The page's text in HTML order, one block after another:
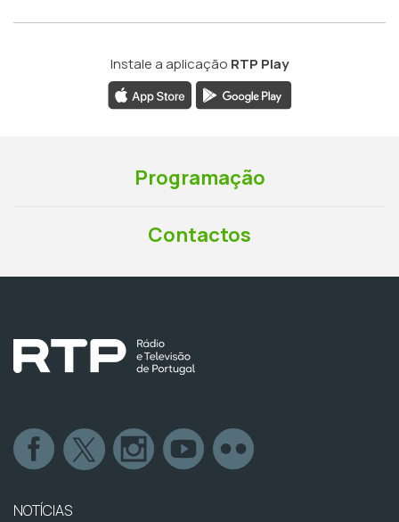
Instale a aplicação RTP Play
Programação
Contactos
NOTÍCIAS